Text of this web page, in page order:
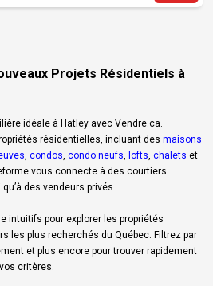
Projets Résidentiels à
idéale à Hatley avec Vendre.ca.
résidentielles, incluant des maisons
condos condo neufs lofts chalets et
vous connecte à des courtiers
des vendeurs privés.
intuitifs pour explorer les propriétés
les plus recherchés du Québec. Filtrez par
et plus encore pour trouver rapidement
critères.